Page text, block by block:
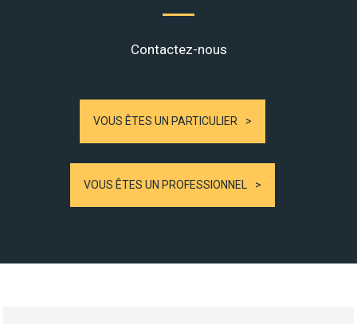
Contactez-nous
VOUS ÊTES UN PARTICULIER
VOUS ÊTES UN PROFESSIONNEL